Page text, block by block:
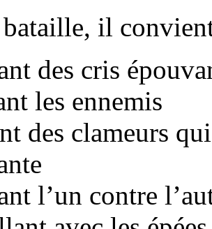
il
des cris
les ennemis
des clameurs
l’un contre